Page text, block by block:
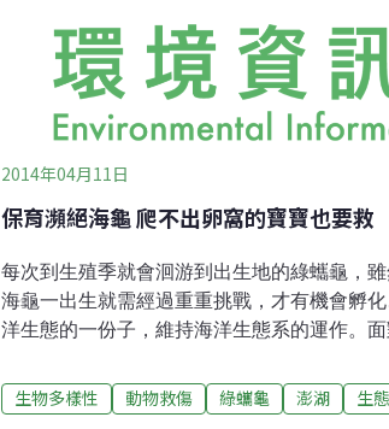
2014年04月11日
保育瀕絕海龜 爬不出卵窩的寶寶也要救
每次到生殖季就會洄游到出生地的綠蠵龜，
海龜一出生就需經過重重挑戰，才有機會孵
洋生態的一份子，維持海洋生態系的運作。
（※ 2014.7.7，編輯補充與報導內文相左的訊
爬不出卵窩的海龜寶寶也要救。澎湖縣農漁局
生物多樣性 動物救傷 綠蠵龜 澎湖 生